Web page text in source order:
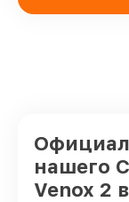
нашего
Venox 2